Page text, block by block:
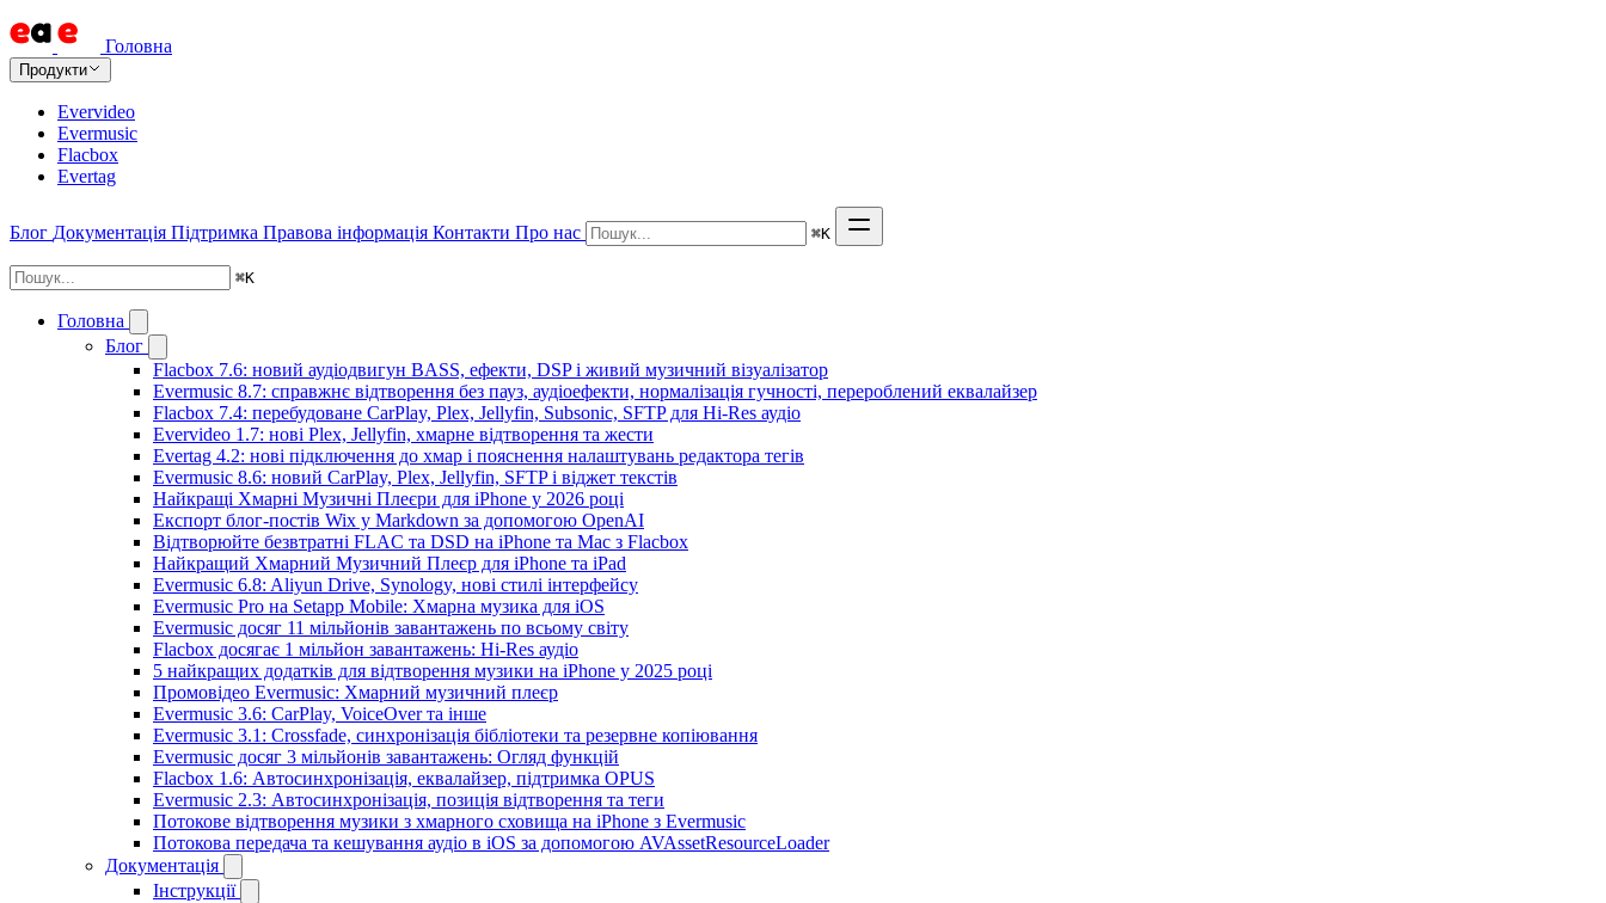
Головна
Продукти
Evervideo
Evermusic
Flacbox
Evertag
Блог Документація Підтримка Правова інформація Контакти Про нас ⌘K
⌘K
Головна
Блог
Flacbox 7.6: новий аудіодвигун BASS, ефекти, DSP і живий музичний візуалізатор
Evermusic 8.7: справжнє відтворення без пауз, аудіоефекти, нормалізація гучності, перероблений еквалайзер
Flacbox 7.4: перебудоване CarPlay, Plex, Jellyfin, Subsonic, SFTP для Hi-Res аудіо
Evervideo 1.7: нові Plex, Jellyfin, хмарне відтворення та жести
Evertag 4.2: нові підключення до хмар і пояснення налаштувань редактора тегів
Evermusic 8.6: новий CarPlay, Plex, Jellyfin, SFTP і віджет текстів
Найкращі Хмарні Музичні Плеєри для iPhone у 2026 році
Експорт блог-постів Wix у Markdown за допомогою OpenAI
Відтворюйте безвтратні FLAC та DSD на iPhone та Mac з Flacbox
Найкращий Хмарний Музичний Плеєр для iPhone та iPad
Evermusic 6.8: Aliyun Drive, Synology, нові стилі інтерфейсу
Evermusic Pro на Setapp Mobile: Хмарна музика для iOS
Evermusic досяг 11 мільйонів завантажень по всьому світу
Flacbox досягає 1 мільйон завантажень: Hi-Res аудіо
5 найкращих додатків для відтворення музики на iPhone у 2025 році
Промовідео Evermusic: Хмарний музичний плеєр
Evermusic 3.6: CarPlay, VoiceOver та інше
Evermusic 3.1: Crossfade, синхронізація бібліотеки та резервне копіювання
Evermusic досяг 3 мільйонів завантажень: Огляд функцій
Flacbox 1.6: Автосинхронізація, еквалайзер, підтримка OPUS
Evermusic 2.3: Автосинхронізація, позиція відтворення та теги
Потокове відтворення музики з хмарного сховища на iPhone з Evermusic
Потокова передача та кешування аудіо в iOS за допомогою AVAssetResourceLoader
Документація
Інструкції